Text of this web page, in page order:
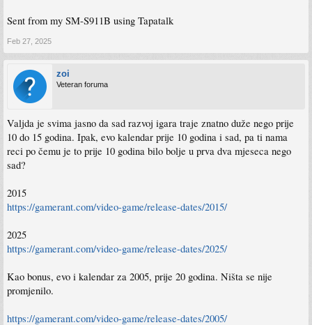
Sent from my SM-S911B using Tapatalk
Feb 27, 2025
zoi
Veteran foruma
Valjda je svima jasno da sad razvoj igara traje znatno duže nego prije
10 do 15 godina. Ipak, evo kalendar prije 10 godina i sad, pa ti nama
reci po čemu je to prije 10 godina bilo bolje u prva dva mjeseca nego
sad?
2015
https://gamerant.com/video-game/release-dates/2015/
2025
https://gamerant.com/video-game/release-dates/2025/
Kao bonus, evo i kalendar za 2005, prije 20 godina. Ništa se nije
promjenilo.
https://gamerant.com/video-game/release-dates/2005/